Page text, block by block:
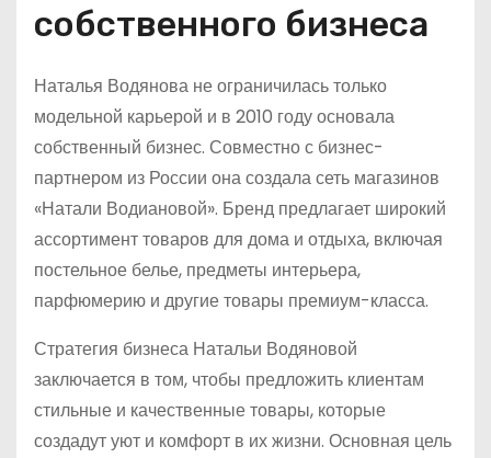
собственного бизнеса
Наталья Водянова не ограничилась только
модельной карьерой и в 2010 году основала
собственный бизнес. Совместно с бизнес-
партнером из России она создала сеть магазинов
«Натали Водиановой». Бренд предлагает широкий
ассортимент товаров для дома и отдыха, включая
постельное белье, предметы интерьера,
парфюмерию и другие товары премиум-класса.
Стратегия бизнеса Натальи Водяновой
заключается в том, чтобы предложить клиентам
стильные и качественные товары, которые
создадут уют и комфорт в их жизни. Основная цель